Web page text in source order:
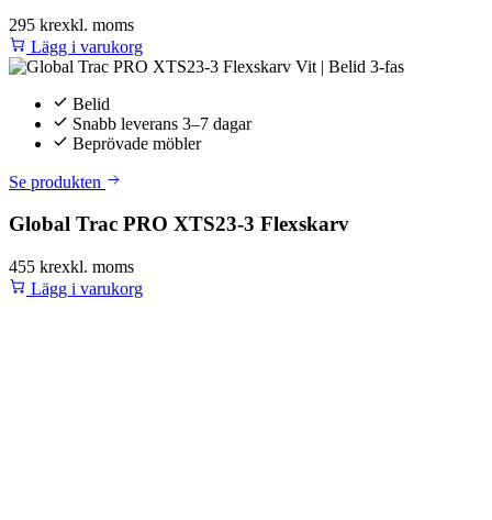
295 krexkl. moms
Lägg i varukorg
Belid
Snabb leverans 3–7 dagar
Beprövade möbler
Se produkten
Global Trac PRO XTS23-3 Flexskarv
455 krexkl. moms
Lägg i varukorg